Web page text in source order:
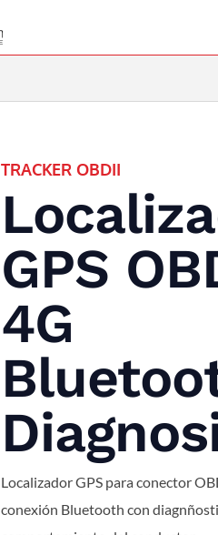
TRACKER OBDII
GPS
4G
Localizador GPS para conector
conexión Bluetooth con